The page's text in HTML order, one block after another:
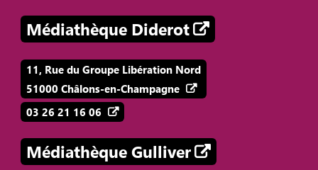
Médiathèque Diderot
11, Rue du Groupe Libération Nord
51000 Châlons-en-Champagne
03 26 21 16 06
Médiathèque Gulliver